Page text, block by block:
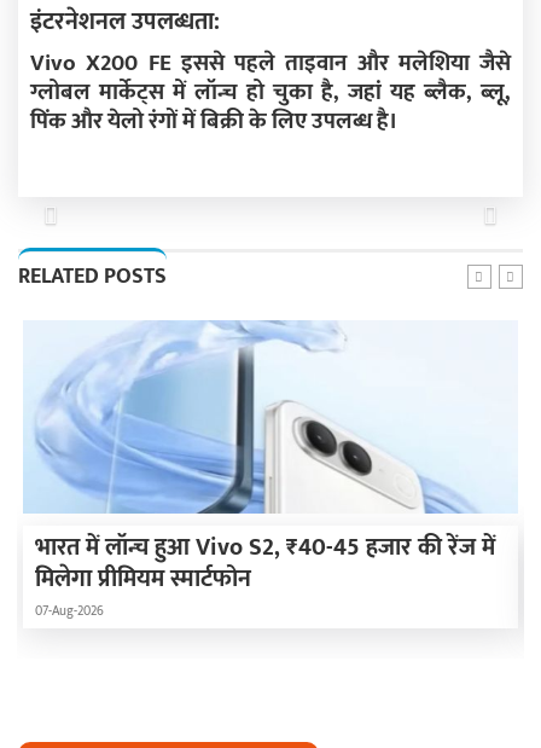
इंटरनेशनल उपलब्धता:
Vivo X200 FE इससे पहले ताइवान और मलेशिया जैसे
ग्लोबल मार्केट्स में लॉन्च हो चुका है, जहां यह ब्लैक, ब्लू,
पिंक और येलो रंगों में बिक्री के लिए उपलब्ध है।
Previous Next
RELATED POSTS
भारत में लॉन्च हुआ Vivo S2, ₹40-45 हजार की रेंज में
मिलेगा प्रीमियम स्मार्टफोन
07-Aug-2026